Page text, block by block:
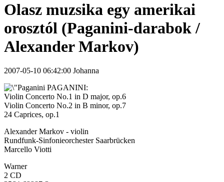
Olasz muzsika egy amerikai
orosztól (Paganini-darabok /
Alexander Markov)
2007-05-10 06:42:00 Johanna
PAGANINI:
Violin Concerto No.1 in D major, op.6
Violin Concerto No.2 in B minor, op.7
24 Caprices, op.1
Alexander Markov - violin
Rundfunk-Sinfonieorchester Saarbrücken
Marcello Viotti
Warner
2 CD